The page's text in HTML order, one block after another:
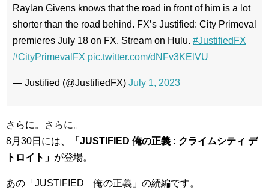
Raylan Givens knows that the road in front of him is a lot
shorter than the road behind. FX’s Justified: City Primeval
premieres July 18 on FX. Stream on Hulu. #JustifiedFX
#CityPrimevalFX pic.twitter.com/dNFv3KElVU
— Justified (@JustifiedFX) July 1, 2023
さらに。さらに。
8月30日には、
「JUSTIFIED 俺の正義 : クライムシティ デ
トロイト」 が登場。
あの「JUSTIFIED 俺の正義」の続編です。